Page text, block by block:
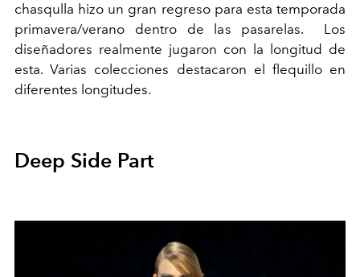
chasqulla hizo un gran regreso para esta temporada
primavera/verano dentro de las pasarelas. Los
diseñadores realmente jugaron con la longitud de
esta. Varias colecciones destacaron el flequillo en
diferentes longitudes.
Deep Side Part